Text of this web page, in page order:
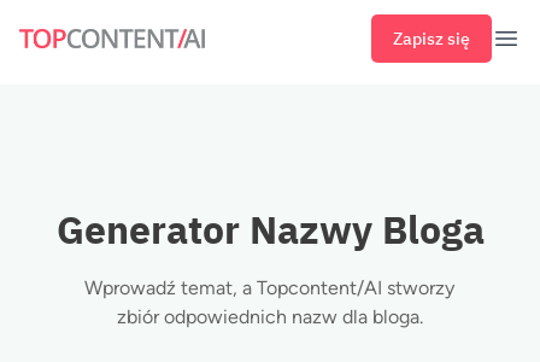
Zapisz się
Generator Nazwy Bloga
Wprowadź temat, a Topcontent/AI stworzy
zbiór odpowiednich nazw dla bloga.